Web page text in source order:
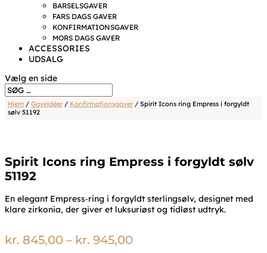
BARSELSGAVER
FARS DAGS GAVER
KONFIRMATIONSGAVER
MORS DAGS GAVER
ACCESSORIES
UDSALG
Vælg en side
Hjem / Gaveidéer/ Konfirmationsgaver/ Spirit Icons ring Empress i forgyldt
sølv 51192
Spirit Icons ring Empress i forgyldt sølv
51192
En elegant Empress‑ring i forgyldt sterlingsølv, designet med
klare zirkonia, der giver et luksuriøst og tidløst udtryk.
kr. 845,00 – kr. 945,00Prisinterval: